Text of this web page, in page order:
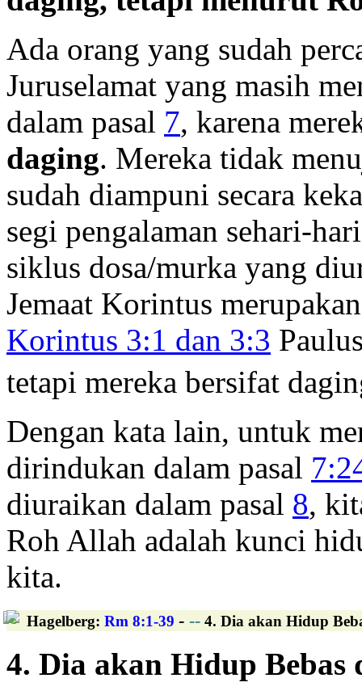
Ada orang yang sudah
Juruselamat yang masih
dalam pasal 7, karena
daging. Mereka tidak
sudah diampuni secara
segi pengalaman sehari-
siklus dosa/murka yang
Jemaat Korintus
Korintus 3:1 dan 3:3
tetapi mereka bersifat
Dengan kata lain, untuk
dirindukan dalam pasal
diuraikan dalam pasal 8,
Roh Allah adalah kunci
kita.
Hagelberg: Rm 8:1-39 - -- 4. Dia akan Hidup
4. Dia akan Hidup